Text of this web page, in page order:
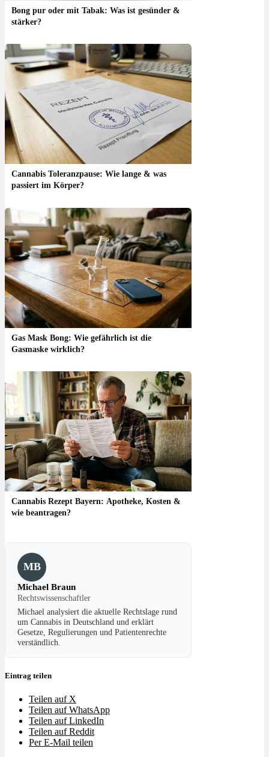
Bong pur oder mit Tabak: Was ist gesünder &
stärker?
Cannabis Toleranzpause: Wie lange & was
passiert im Körper?
Gas Mask Bong: Wie gefährlich ist die
Gasmaske wirklich?
Cannabis Rezept Bayern: Apotheke, Kosten &
wie beantragen?
MB
Michael Braun
Rechtswissenschaftler
Michael analysiert die aktuelle Rechtslage rund
um Cannabis in Deutschland und erklärt
Gesetze, Regulierungen und Patientenrechte
verständlich.
Eintrag teilen
Teilen auf X
Teilen auf WhatsApp
Teilen auf LinkedIn
Teilen auf Reddit
Per E-Mail teilen